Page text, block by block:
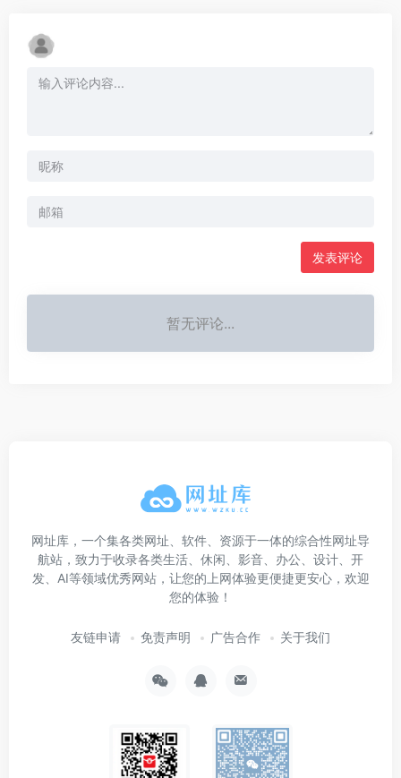
发表评论
暂无评论...
网址库，一个集各类网址、软件、资源于一体的综合性网址导
航站，致力于收录各类生活、休闲、影音、办公、设计、开
发、AI等领域优秀网站，让您的上网体验更便捷更安心，欢迎
您的体验！
友链申请 免责声明 广告合作 关于我们